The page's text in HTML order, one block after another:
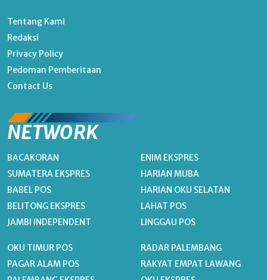
Tentang Kami
Redaksi
Privacy Policy
Pedoman Pemberitaan
Contact Us
NETWORK
BACAKORAN
SUMATERA EKSPRES
BABEL POS
BELITONG EKSPRES
JAMBI INDEPENDENT
ENIM EKSPRES
HARIAN MUBA
HARIAN OKU SELATAN
LAHAT POS
LINGGAU POS
OKU TIMUR POS
PAGAR ALAM POS
RADAR PALEMBANG
RAKYAT EMPAT LAWANG